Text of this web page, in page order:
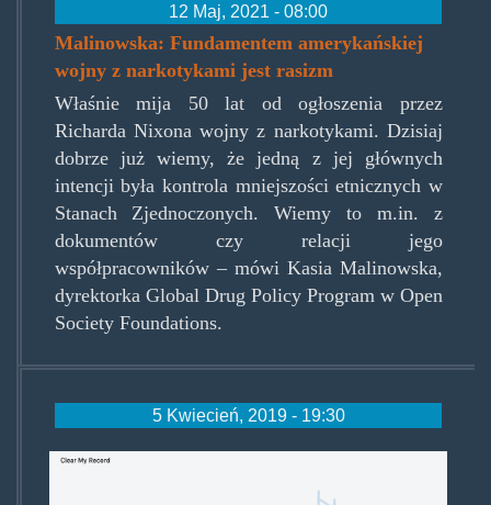
12 Maj, 2021 - 08:00
Malinowska: Fundamentem amerykańskiej
wojny z narkotykami jest rasizm
Właśnie mija 50 lat od ogłoszenia przez
Richarda Nixona wojny z narkotykami. Dzisiaj
dobrze już wiemy, że jedną z jej głównych
intencji była kontrola mniejszości etnicznych w
Stanach Zjednoczonych. Wiemy to m.in. z
dokumentów czy relacji jego
współpracowników – mówi Kasia Malinowska,
dyrektorka Global Drug Policy Program w Open
Society Foundations.
5 Kwiecień, 2019 - 19:30
clear_my_record.png